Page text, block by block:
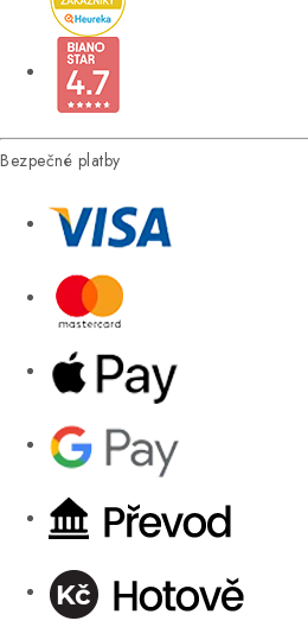
Bezpečné platby